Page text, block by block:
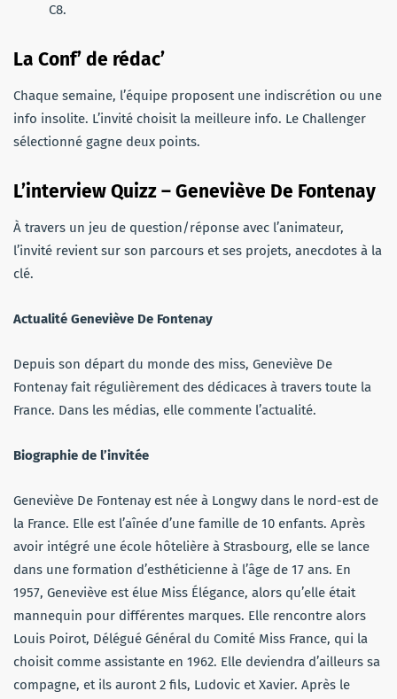
C8.
La Conf’ de rédac’
Chaque semaine, l’équipe proposent une indiscrétion ou une
info insolite. L’invité choisit la meilleure info. Le Challenger
sélectionné gagne deux points.
L’interview Quizz – Geneviève De Fontenay
À travers un jeu de question/réponse avec l’animateur,
l’invité revient sur son parcours et ses projets, anecdotes à la
clé.
Actualité Geneviève De Fontenay
Depuis son départ du monde des miss, Geneviève De
Fontenay fait régulièrement des dédicaces à travers toute la
France. Dans les médias, elle commente l’actualité.
Biographie de l’invitée
Geneviève De Fontenay est née à Longwy dans le nord-est de
la France. Elle est l’aînée d’une famille de 10 enfants. Après
avoir intégré une école hôtelière à Strasbourg, elle se lance
dans une formation d’esthéticienne à l’âge de 17 ans. En
1957, Geneviève est élue Miss Élégance, alors qu’elle était
mannequin pour différentes marques. Elle rencontre alors
Louis Poirot, Délégué Général du Comité Miss France, qui la
choisit comme assistante en 1962. Elle deviendra d’ailleurs sa
compagne, et ils auront 2 fils, Ludovic et Xavier. Après le